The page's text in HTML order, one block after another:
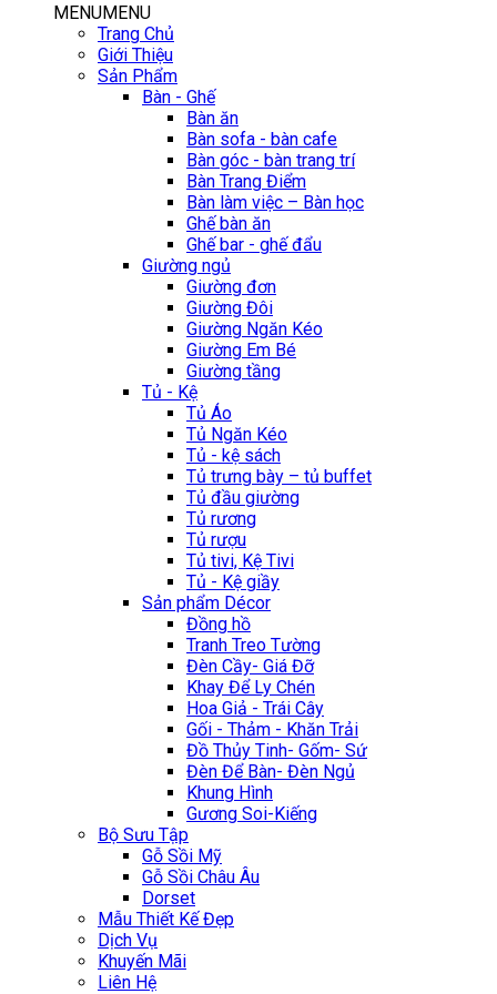
MENUMENU
Trang Chủ
Giới Thiệu
Sản Phẩm
Bàn - Ghế
Bàn ăn
Bàn sofa - bàn cafe
Bàn góc - bàn trang trí
Bàn Trang Điểm
Bàn làm việc – Bàn học
Ghế bàn ăn
Ghế bar - ghế đẩu
Giường ngủ
Giường đơn
Giường Đôi
Giường Ngăn Kéo
Giường Em Bé
Giường tầng
Tủ - Kệ
Tủ Áo
Tủ Ngăn Kéo
Tủ - kệ sách
Tủ trưng bày – tủ buffet
Tủ đầu giường
Tủ rương
Tủ rượu
Tủ tivi, Kệ Tivi
Tủ - Kệ giầy
Sản phẩm Décor
Đồng hồ
Tranh Treo Tường
Đèn Cầy- Giá Đỡ
Khay Để Ly Chén
Hoa Giả - Trái Cây
Gối - Thảm - Khăn Trải
Đồ Thủy Tinh- Gốm- Sứ
Đèn Để Bàn- Đèn Ngủ
Khung Hình
Gương Soi-Kiếng
Bộ Sưu Tập
Gỗ Sồi Mỹ
Gỗ Sồi Châu Âu
Dorset
Mẫu Thiết Kế Đẹp
Dịch Vụ
Khuyến Mãi
Liên Hệ